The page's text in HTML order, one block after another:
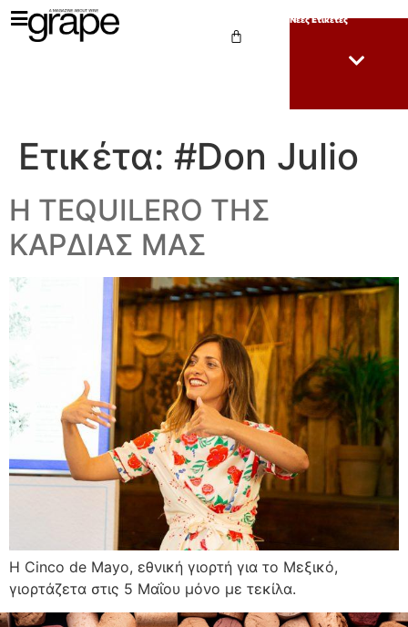
Νέες Ετικέτες
Ετικέτα: #Don Julio
Η TEQUILERO ΤΗΣ
ΚΑΡΔΙΑΣ ΜΑΣ
Η Cinco de Mayo, εθνική γιορτή για το Μεξικό,
γιορτάζετα στις 5 Μαΐου μόνο με τεκίλα.